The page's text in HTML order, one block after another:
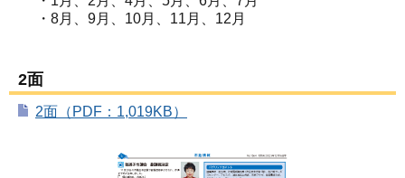
・8月、9月、10月、11月、12月
2面
2面（PDF：1,019KB）